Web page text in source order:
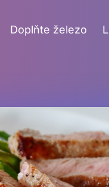
Doplňte železo